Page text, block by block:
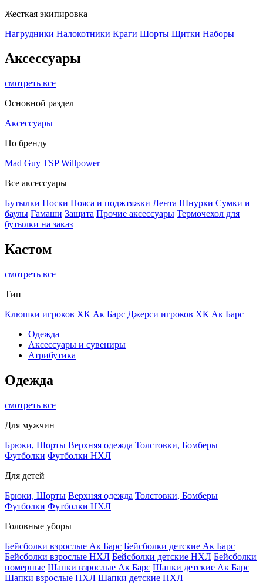
Жесткая экипировка
Нагрудники Налокотники Краги Шорты Щитки Наборы
Аксессуары
смотреть все
Основной раздел
Аксессуары
По бренду
Mad Guy TSP Willpower
Все аксессуары
Бутылки Носки Пояса и поджтяжки Лента Шнурки Сумки и
баулы Гамаши Защита Прочие аксессуары Термочехол для
бутылки на заказ
Кастом
смотреть все
Тип
Клюшки игроков ХК Ак Барс Джерси игроков ХК Ак Барс
Одежда
Аксессуары и сувениры
Атрибутика
Одежда
смотреть все
Для мужчин
Брюки, Шорты Верхняя одежда Толстовки, Бомберы
Футболки Футболки НХЛ
Для детей
Брюки, Шорты Верхняя одежда Толстовки, Бомберы
Футболки Футболки НХЛ
Головные уборы
Бейсболки взрослые Ак Барс Бейсболки детские Ак Барс
Бейсболки взрослые НХЛ Бейсболки детские НХЛ Бейсболки
номерные Шапки взрослые Ак Барс Шапки детские Ак Барс
Шапки взрослые НХЛ Шапки детские НХЛ